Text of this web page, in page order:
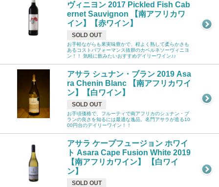
ヴィニヨン 2017 Pickled Fish Cab
ernet Sauvignon 【南アフリカワ
イン】【赤ワイン】
SOLD OUT
お手軽ながらも果実味豊かで、程よく熟して柔らかさも
あるコストパフォーマンス抜群のカベルネソーヴィニヨ
ン！！ 気軽に飲みたいおすすめデイリーワイン♪♪
アサラ シュナン・ブラン 2019 Asa
ra Chenin Blanc 【南アフリカワイ
ン】【白ワイン】
SOLD OUT
お手頃価格で、フルーティで南アフリカのシュナン・ブ
ランの良さを知るには最適な逸品。名門アサラが造る10
00円台のデイリーワイン！！
アサラ ケープフュージョン ホワイ
ト Asara Cape Fusion White 2019
【南アフリカワイン】 【白ワイ
ン】
SOLD OUT